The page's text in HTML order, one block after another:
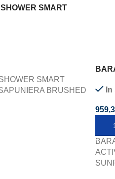
SMART
SMART
BRUSHED